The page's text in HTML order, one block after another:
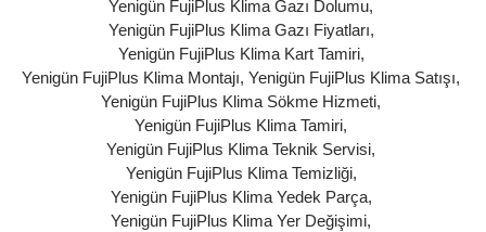
Yenigün FujiPlus Klima Gazı Dolumu,
Yenigün FujiPlus Klima Gazı Fiyatları,
Yenigün FujiPlus Klima Kart Tamiri,
Yenigün FujiPlus Klima Montajı, Yenigün FujiPlus Klima Satışı,
Yenigün FujiPlus Klima Sökme Hizmeti,
Yenigün FujiPlus Klima Tamiri,
Yenigün FujiPlus Klima Teknik Servisi,
Yenigün FujiPlus Klima Temizliği,
Yenigün FujiPlus Klima Yedek Parça,
Yenigün FujiPlus Klima Yer Değişimi,